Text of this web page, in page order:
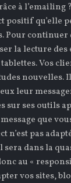
à l’emailing
positif qu’elle
Pour continuer
la lecture des
Vos
nouvelles.
leur
sur ses outils
que
n’est pas
dans la
au «
vos sites,